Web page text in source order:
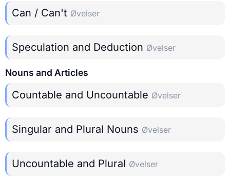
Can / Can't Øvelser
Speculation and Deduction Øvelser
Nouns and Articles
Countable and Uncountable Øvelser
Singular and Plural Nouns Øvelser
Uncountable and Plural Øvelser